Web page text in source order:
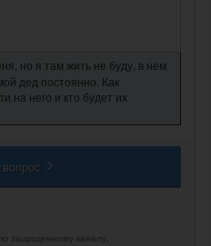
но я там жить не буду, в нем
дед постоянно. Как
на него и кто будет их
защищенному каналу.